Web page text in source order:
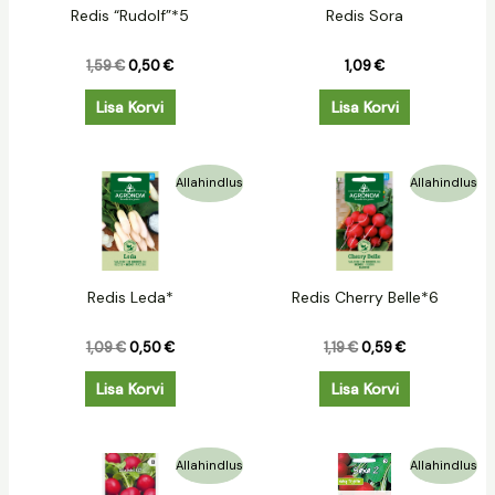
Redis “Rudolf”*5
1,59€0,50€
Lisa Korvi
Redis Sora
1,09€
Lisa Korvi
Allahindlus
Redis Leda*
1,09€
Algne
hind
oli:
1,09 €.
0,50€
Praegune
hind
Lisa Korvi
Allahindlus
Redis Cherry Belle*6
1,19€
Algne
hind
oli:
1,19 €.
0,59€
Praegune
hind
Lisa Korvi
Allahindlus
Algne
hind
Praegune
hind
Allahindlus
Algne
hind
Praegune
hind